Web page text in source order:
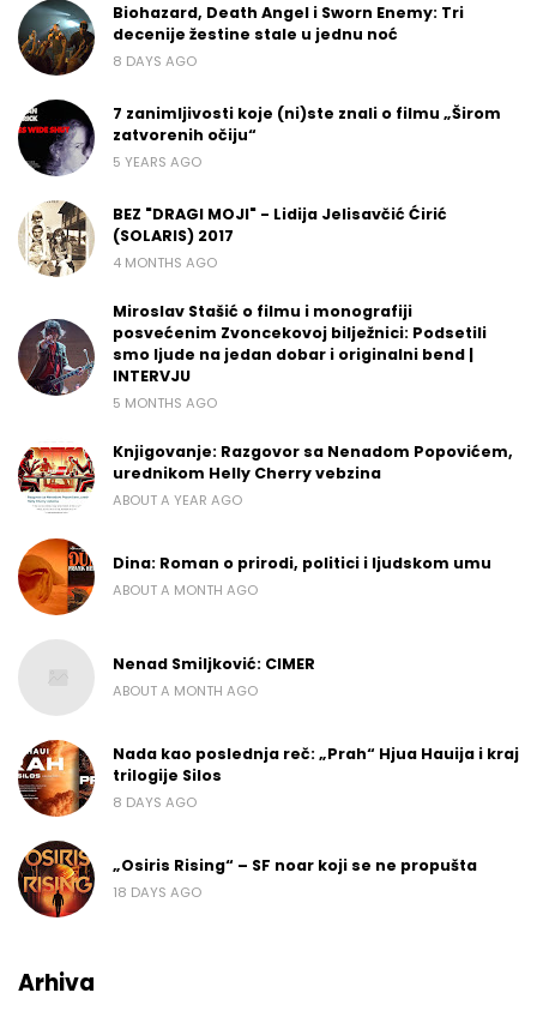
Biohazard, Death Angel i Sworn Enemy: Tri
decenije žestine stale u jednu noć
8 DAYS AGO
7 zanimljivosti koje (ni)ste znali o filmu „Širom
zatvorenih očiju“
5 YEARS AGO
BEZ "DRAGI MOJI" - Lidija Jelisavčić Ćirić
(SOLARIS) 2017
4 MONTHS AGO
Miroslav Stašić o filmu i monografiji
posvećenim Zvoncekovoj bilježnici: Podsetili
smo ljude na jedan dobar i originalni bend |
INTERVJU
5 MONTHS AGO
Knjigovanje: Razgovor sa Nenadom Popovićem,
urednikom Helly Cherry vebzina
ABOUT A YEAR AGO
Dina: Roman o prirodi, politici i ljudskom umu
ABOUT A MONTH AGO
Nenad Smiljković: CIMER
ABOUT A MONTH AGO
Nada kao poslednja reč: „Prah“ Hjua Hauija i kraj
trilogije Silos
8 DAYS AGO
„Osiris Rising“ – SF noar koji se ne propušta
18 DAYS AGO
Arhiva